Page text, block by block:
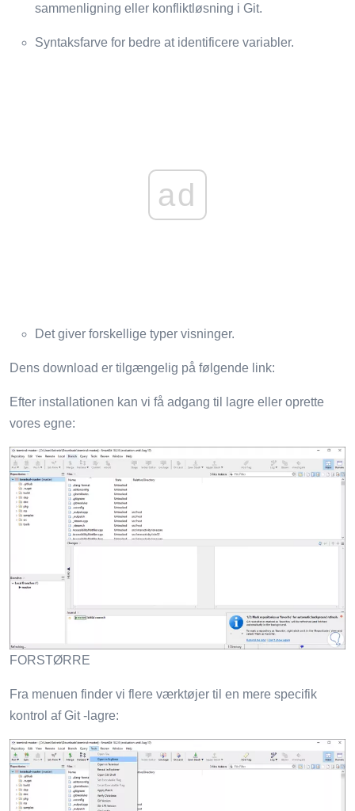
sammenligning eller konfliktløsning i Git.
Syntaksfarve for bedre at identificere variabler.
ad
Det giver forskellige typer visninger.
Dens download er tilgængelig på følgende link:
Efter installationen kan vi få adgang til lagre eller oprette
vores egne:
FORSTØRRE
Fra menuen finder vi flere værktøjer til en mere specifik
kontrol af Git -lagre: